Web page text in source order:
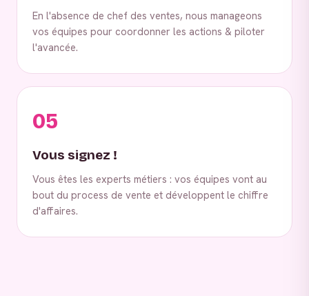
En l'absence de chef des ventes, nous manageons
vos équipes pour coordonner les actions & piloter
l'avancée.
05
Vous signez !
Vous êtes les experts métiers : vos équipes vont au
bout du process de vente et développent le chiffre
d'affaires.